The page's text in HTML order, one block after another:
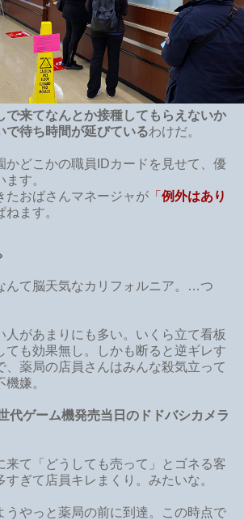
で来てなんとか接種してもらえないか
で待ち時間が延びているわけだ。
かどこかの職員IDカードを見せて、優
す。
たおばさんマネージャが 「 例外はあり
ねます。
んて脳天気なカリフォルニア。…つ
人があまりにも多い。いくら立て看板
ても効果無し。しかも断ると逆ギレす
、薬局の店員さんはみんな殺気立って
嫌。
代ゲーム機発売当日のドドバシカメラ
来て「どうしても売って」とゴネる客
すぎて店員キレまくり。みたいな。
うやっと薬局の前に到達。この時点で